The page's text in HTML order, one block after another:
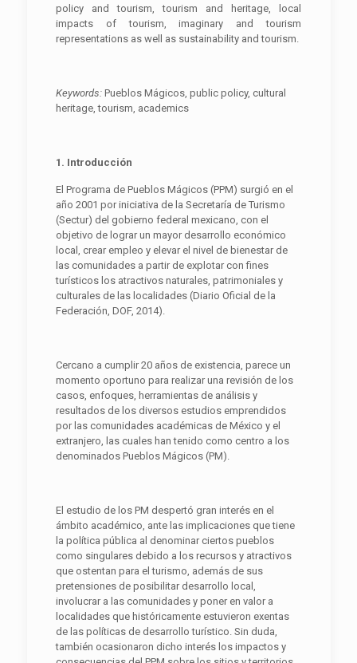
policy and tourism, tourism and heritage, local
impacts of tourism, imaginary and tourism
representations as well as sustainability and tourism.
Keywords: Pueblos Mágicos, public policy, cultural
heritage, tourism, academics
1. Introducción
El Programa de Pueblos Mágicos (PPM) surgió en el
año 2001 por iniciativa de la Secretaría de Turismo
(Sectur) del gobierno federal mexicano, con el
objetivo de lograr un mayor desarrollo económico
local, crear empleo y elevar el nivel de bienestar de
las comunidades a partir de explotar con fines
turísticos los atractivos naturales, patrimoniales y
culturales de las localidades (Diario Oficial de la
Federación, DOF, 2014).
Cercano a cumplir 20 años de existencia, parece un
momento oportuno para realizar una revisión de los
casos, enfoques, herramientas de análisis y
resultados de los diversos estudios emprendidos
por las comunidades académicas de México y el
extranjero, las cuales han tenido como centro a los
denominados Pueblos Mágicos (PM).
El estudio de los PM despertó gran interés en el
ámbito académico, ante las implicaciones que tiene
la política pública al denominar ciertos pueblos
como singulares debido a los recursos y atractivos
que ostentan para el turismo, además de sus
pretensiones de posibilitar desarrollo local,
involucrar a las comunidades y poner en valor a
localidades que históricamente estuvieron exentas
de las políticas de desarrollo turístico. Sin duda,
también ocasionaron dicho interés los impactos y